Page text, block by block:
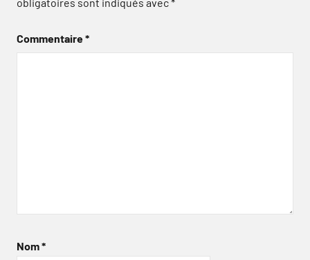
Commentaire*
Nom*